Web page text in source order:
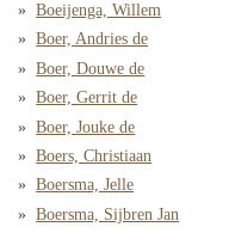
Boeijenga, Willem
Boer, Andries de
Boer, Douwe de
Boer, Gerrit de
Boer, Jouke de
Boers, Christiaan
Boersma, Jelle
Boersma, Sijbren Jan